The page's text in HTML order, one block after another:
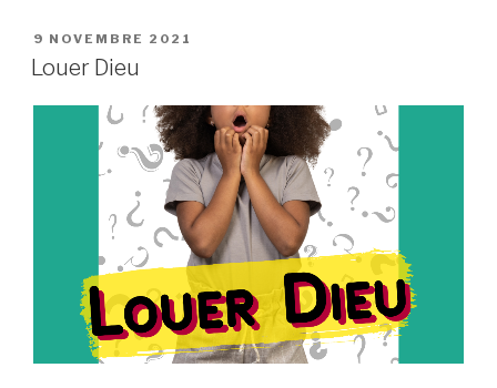
PUBLIÉ
LE
9 NOVEMBRE 2021
Louer Dieu